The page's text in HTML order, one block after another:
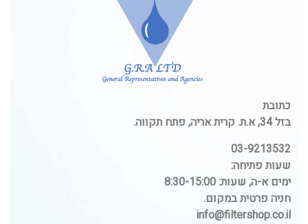
כתובת
בזל 34, א.ת. קרית אריה, פתח תקווה.
03-9213532
שעות פתיחה:
ימים א-ה, שעות: 8:30-15:00
חניה פרטית במקום.
info@filtershop.co.il